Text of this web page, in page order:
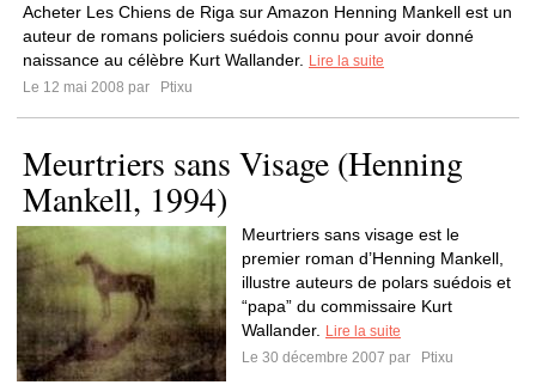
Acheter Les Chiens de Riga sur Amazon Henning Mankell est un
auteur de romans policiers suédois connu pour avoir donné
naissance au célèbre Kurt Wallander.
Lire la suite
Le 12 mai 2008 par
Ptixu
Meurtriers sans Visage (Henning
Mankell, 1994)
Meurtriers sans visage est le
premier roman d’Henning Mankell,
illustre auteurs de polars suédois et
“papa” du commissaire Kurt
Wallander.
Lire la suite
Le 30 décembre 2007 par
Ptixu